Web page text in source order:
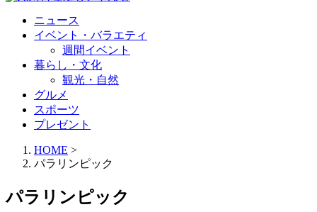
ニュース
イベント・バラエティ
週間イベント
暮らし・文化
観光・自然
グルメ
スポーツ
プレゼント
HOME >
パラリンピック
パラリンピック